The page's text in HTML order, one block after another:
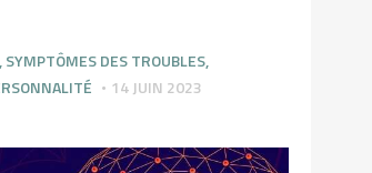
,SYMPTÔMES DES TROUBLES,
14 JUIN 2023